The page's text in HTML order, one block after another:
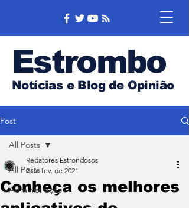
Estrombo
Notícias e Blog de Opinião
Post
All Posts
Administração
All Posts
Conheça os melhores
Redatores Estrondosos
2 de fev. de 2021